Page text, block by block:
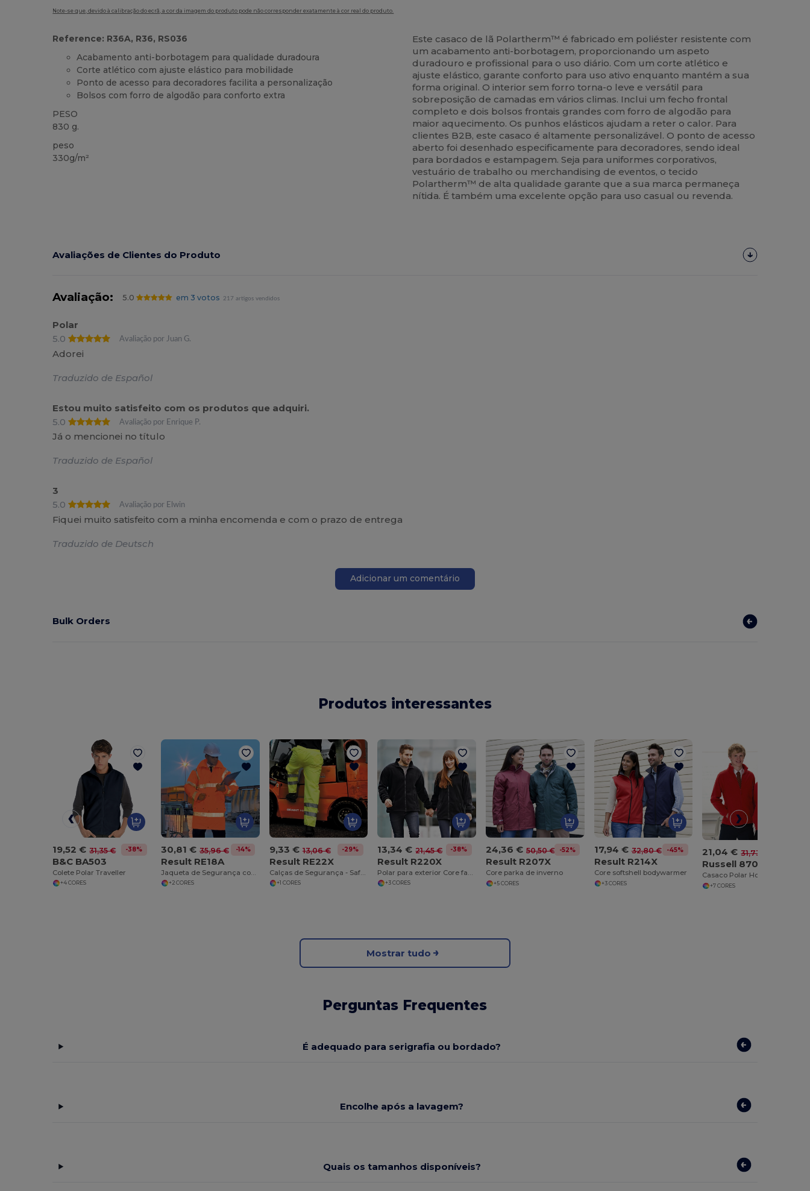
Note-se que, devido à calibração do ecrã, a cor da imagem do produto pode não corresponder exatamente à cor real do produto.
Reference: R36A, R36, RS036
Acabamento anti-borbotagem para qualidade duradoura
Corte atlético com ajuste elástico para mobilidade
Ponto de acesso para decoradores facilita a personalização
Bolsos com forro de algodão para conforto extra
PESO
830 g.
peso
330g/m²
Este casaco de lã Polartherm™ é fabricado em poliéster resistente com
um acabamento anti-borbotagem, proporcionando um aspeto
duradouro e profissional para o uso diário. Com um corte atlético e
ajuste elástico, garante conforto para uso ativo enquanto mantém a sua
forma original. O interior sem forro torna-o leve e versátil para
sobreposição de camadas em vários climas. Inclui um fecho frontal
completo e dois bolsos frontais grandes com forro de algodão para
maior aquecimento. Os punhos elásticos ajudam a reter o calor. Para
clientes B2B, este casaco é altamente personalizável. O ponto de acesso
aberto foi desenhado especificamente para decoradores, sendo ideal
para bordados e estampagem. Seja para uniformes corporativos,
vestuário de trabalho ou merchandising de eventos, o tecido
Polartherm™ de alta qualidade garante que a sua marca permaneça
nítida. É também uma excelente opção para uso casual ou revenda.
Avaliações de Clientes do Produto
Avaliação: 5.0 em 3 votos 217 artigos vendidos
Polar
5.0
Avaliação por Juan G.
Adorei
Traduzido de Español
Estou muito satisfeito com os produtos que adquiri.
5.0
Avaliação por Enrique P.
Já o mencionei no título
Traduzido de Español
3
5.0
Avaliação por Elwin
Fiquei muito satisfeito com a minha encomenda e com o prazo de entrega
Traduzido de Deutsch
Adicionar um comentário
Bulk Orders
Produtos interessantes
19,52 € 31,35 € -38%
B&C BA503
Colete Polar Traveller
+4 CORES
30,81 € 35,96 € -14%
Result RE18A
Jaqueta de Segurança com Faixas Refletivas 3M
+2 CORES
9,33 € 13,06 € -29%
Result RE22X
Calças de Segurança - Safety hi-viz
+1 CORES
13,34 € 21,45 € -38%
Result R220X
Polar para exterior Core fashion fit
+3 CORES
24,36 € 50,50 € -52%
Result R207X
Core parka de inverno
+5 CORES
17,94 € 32,80 € -45%
Result R214X
Core softshell bodywarmer
+3 CORES
21,04 € 31,73 €
Russell 8700M
+7 CORES
Mostrar tudo
Perguntas Frequentes
É adequado para serigrafia ou bordado?
Encolhe após a lavagem?
Quais os tamanhos disponíveis?